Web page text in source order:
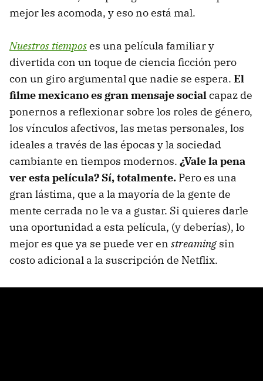
mejor les acomoda, y eso no está mal.
Nuestros tiemposes una película familiar y
divertida con un toque de ciencia ficción pero
con un giro argumental que nadie se espera. El
filme mexicano es gran mensaje socialcapaz de
ponernos a reflexionar sobre los roles de género,
los vínculos afectivos, las metas personales, los
ideales a través de las épocas y la sociedad
cambiante en tiempos modernos. ¿Vale la pena
ver esta película? Sí, totalmente. Pero es una
gran lástima, que a la mayoría de la gente de
mente cerrada no le va a gustar. Si quieres darle
una oportunidad a esta película, (y deberías), lo
mejor es que ya se puede ver en streaming sin
costo adicional a la suscripción de Netflix.